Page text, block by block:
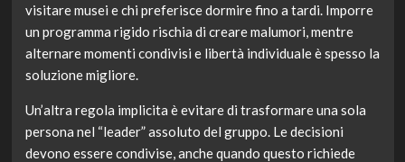
visitare musei e chi preferisce dormire fino a tardi. Imporre
un programma rigido rischia di creare malumori, mentre
alternare momenti condivisi e libertà individuale è spesso la
soluzione migliore.
Un’altra regola implicita è evitare di trasformare una sola
persona nel “leader” assoluto del gruppo. Le decisioni
devono essere condivise, anche quando questo richiede